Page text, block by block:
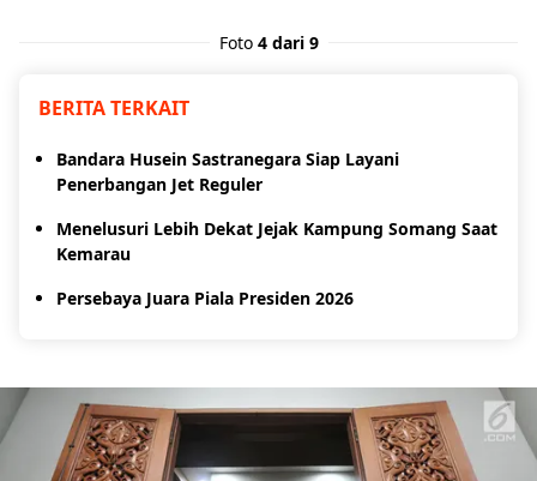
Foto 4 dari 9
BERITA TERKAIT
Bandara Husein Sastranegara Siap Layani
Penerbangan Jet Reguler
Menelusuri Lebih Dekat Jejak Kampung Somang Saat
Kemarau
Persebaya Juara Piala Presiden 2026